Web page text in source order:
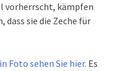
vorherrscht, kämpfen
dass sie die Zeche für
Foto sehen Sie hier. Es